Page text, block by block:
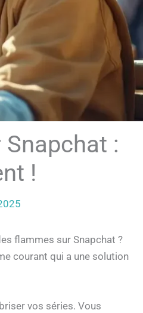
:
!
flammes sur Snapchat ?
courant qui a une solution
vos séries. Vous